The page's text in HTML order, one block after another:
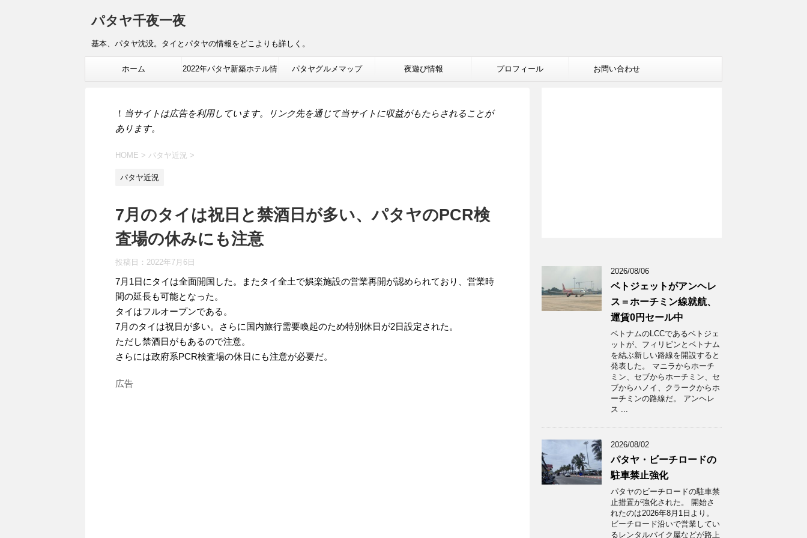
パタヤ千夜一夜
基本、パタヤ沈没。タイとパタヤの情報をどこよりも詳しく。
ホーム 2022年パタヤ新築ホテル情 パタヤグルメマップ 夜遊び情報 プロフィール お問い合わせ
！ 当サイトは広告を利用しています。リンク先を通じて当サイトに収益がもたらされることが
あります。
HOME > パタヤ近況 >
パタヤ近況
7月のタイは祝日と禁酒日が多い、パタヤのPCR検
査場の休みにも注意
投稿日： 2022年7月6日
7月1日にタイは全面開国した。またタイ全土で娯楽施設の営業再開が認められており、営業時
間の延長も可能となった。
タイはフルオープンである。
7月のタイは祝日が多い。さらに国内旅行需要喚起のため特別休日が2日設定された。
ただし禁酒日がもあるので注意。
さらには政府系PCR検査場の休日にも注意が必要だ。
広告
2026/08/06
ベトジェットがアンヘレ
ス＝ホーチミン線就航、
運賃0円セール中
ベトナムのLCCであるベトジェ
ットが、フィリピンとベトナム
を結ぶ新しい路線を開設すると
発表した。 マニラからホーチ
ミン、セブからホーチミン、セ
ブからハノイ、クラークからホ
ーチミンの路線だ。 アンヘレ
ス ...
2026/08/02
パタヤ・ビーチロードの
駐車禁止強化
パタヤのビーチロードの駐車禁
止措置が強化された。 開始さ
れたのは2026年8月1日より。
ビーチロード沿いで営業してい
るレンタルバイク屋などが路上